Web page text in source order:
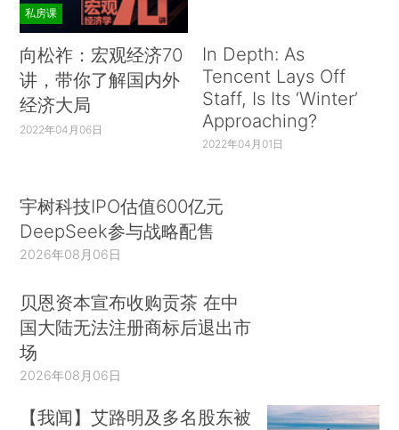
私房课
向松祚：宏观经济70
讲，带你了解国内外
经济大局
2022年04月06日
In Depth: As
Tencent Lays Off
Staff, Is Its ‘Winter’
Approaching?
2022年04月01日
宇树科技IPO估值600亿元
DeepSeek参与战略配售
2026年08月06日
贝恩资本宣布收购贡茶 在中
国大陆无法注册商标后退出市
场
2026年08月06日
【我闻】艾路明及多名股东被